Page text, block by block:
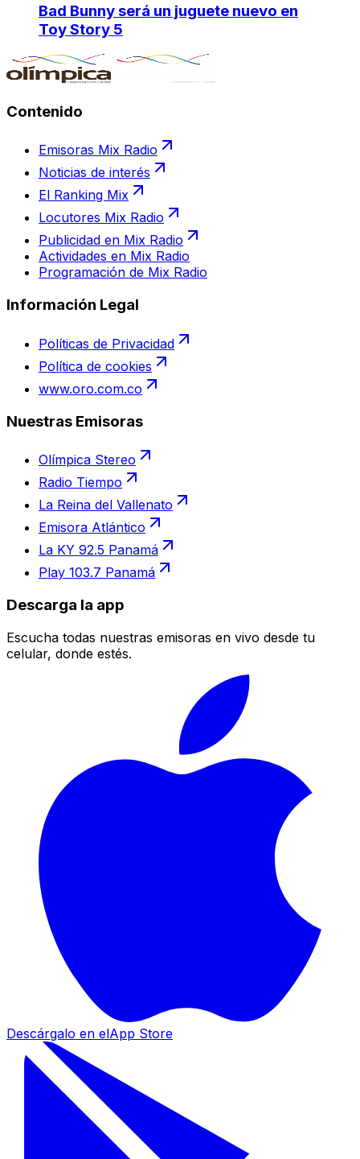
Bad Bunny será un juguete nuevo en
Toy Story 5
Contenido
Emisoras Mix Radio
Noticias de interés
El Ranking Mix
Locutores Mix Radio
Publicidad en Mix Radio
Actividades en Mix Radio
Programación de Mix Radio
Información Legal
Políticas de Privacidad
Política de cookies
www.oro.com.co
Nuestras Emisoras
Olímpica Stereo
Radio Tiempo
La Reina del Vallenato
Emisora Atlántico
La KY 92.5 Panamá
Play 103.7 Panamá
Descarga la app
Escucha todas nuestras emisoras en vivo desde tu
celular, donde estés.
Descárgalo en elApp Store